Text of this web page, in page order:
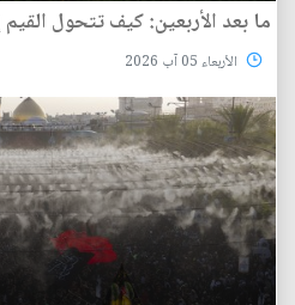
ما بعد الأربعين: كيف تتحول
الأربعاء 05 آب 2026